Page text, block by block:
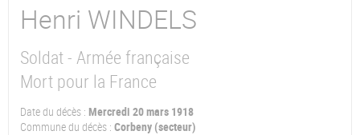
Henri WINDELS
Soldat - Armée française
Mort pour la France
Date du décès : Mercredi 20 mars 1918
Commune du décès : Corbeny (secteur)